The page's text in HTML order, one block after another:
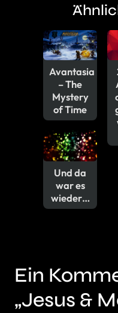
Avantasia
– The
Mystery
of Time
Und da
war es
wieder…
Ein
„Jesus &